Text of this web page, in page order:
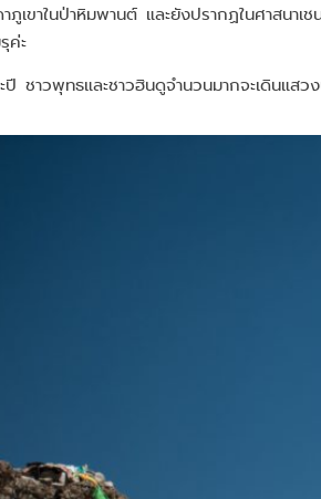
ภูเขาในป่าหิมพานต์ และยังปรากฏในศาสนา
ค่ะ
ปี ชาวพุทธและชาวฮินดูจำนวนมากจะเดินแส